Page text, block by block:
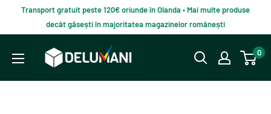
continut
Transport gratuit peste 120€ oriunde în Olanda • Mai multe produse
decât găsești în majoritatea magazinelor românești
Delumani
Magazin
0